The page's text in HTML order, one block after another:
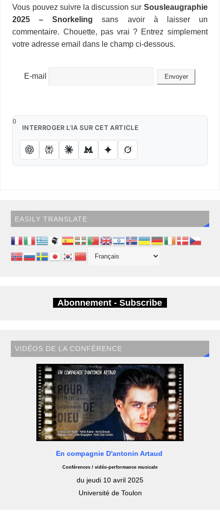
o
o
k
d
I
n
r
d
s
k
y
r
s
c
e
e
A
p
p
e
n
g
e
M
a
i
l
P
r
e
s
a
g
e
r
Vous pouvez suivre la discussion sur Sousleaugraphie
2025 – Snorkeling sans avoir à laisser un
commentaire. Chouette, pas vrai ? Entrez simplement
votre adresse email dans le champ ci-dessous.
E-mail
0
INTERROGER L’IA SUR CET ARTICLE
EASILY TRANSLATE
Abonnement - Subscribe
VIDÉOS DE LA CONFÉRENCE
En compagnie D'antonin Artaud
Conférences / vidéo-performance musicale
du jeudi 10 avril 2025
Université de Toulon